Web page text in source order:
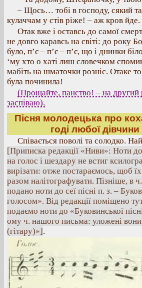
– Щось… тобі в господу, сякий
кулаччам у стів ріже! – аж кров
Отак вже і оставсь до самої
не довго каравсь на світі: до року
було, п’є – п’є – п’є, що і днинки
‘му хто о хаті лиш словечком
мабіть на шматочки розніс. Отаке то
була починила!
(Прощайте, панство! – на другий
заспіваю).
Пісня молодецька про
годі любої
Співається поволі та солодко.
[Приписка редакції «Ниви»: Ноти до
на голос і шездару не встиг
вирізати: отже постараємось, щоб
разом налітографувати. Пізніше, в
подано ноти до сеї пісні п. з. –
голосом». Від редакції поміщено
подаємо ноти до «Буковинської
ому ч. нашого письма: уложені
(гітару)»].